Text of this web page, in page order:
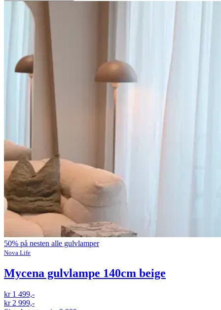
50% på nesten alle gulvlamper
Nova Life
Mycena gulvlampe 140cm beige
kr 1 499,-
kr 2 999,-